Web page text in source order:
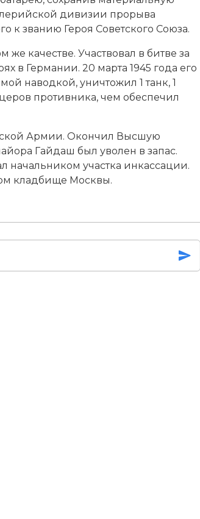
дивизии прорыва
к званию Героя Советского Союза.
качестве. Участвовал в битве за
в Германии. 20 марта 1945 года его
наводкой, уничтожил 1 танк, 1
противника, чем обеспечил
Армии. Окончил Высшую
Гайдаш был уволен в запас.
начальником участка инкассации.
кладбище Москвы.